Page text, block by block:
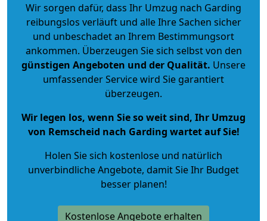
Wir sorgen dafür, dass Ihr Umzug nach Garding
reibungslos verläuft und alle Ihre Sachen sicher
und unbeschadet an Ihrem Bestimmungsort
ankommen. Überzeugen Sie sich selbst von den
günstigen Angeboten und der Qualität. Unsere
umfassender Service wird Sie garantiert
überzeugen.
Wir legen los, wenn Sie so weit sind, Ihr Umzug
von Remscheid nach Garding wartet auf Sie!
Holen Sie sich kostenlose und natürlich
unverbindliche Angebote, damit Sie Ihr Budget
besser planen!
Kostenlose Angebote erhalten